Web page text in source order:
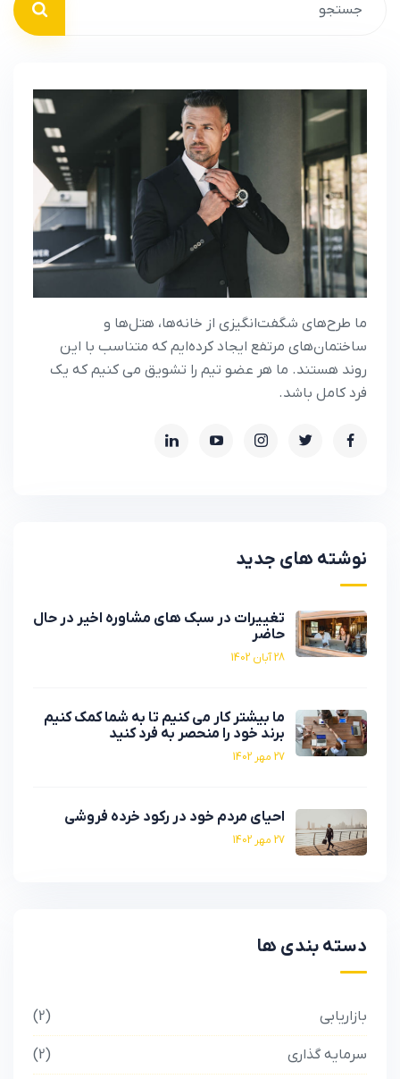
ما طرح‌های شگفت‌انگیزی از خانه‌ها، هتل‌ها و
ساختمان‌های مرتفع ایجاد کرده‌ایم که متناسب با این
روند هستند. ما هر عضو تیم را تشویق می کنیم که یک
فرد کامل باشد.
نوشته های جدید
تغییرات در سبک های مشاوره اخیر در حال
حاضر
28 آبان 1402
ما بیشتر کار می کنیم تا به شما کمک کنیم
برند خود را منحصر به فرد کنید
27 مهر 1402
احیای مردم خود در رکود خرده فروشی
27 مهر 1402
دسته بندی ها
بازاریابی 2
سرمایه گذاری 2